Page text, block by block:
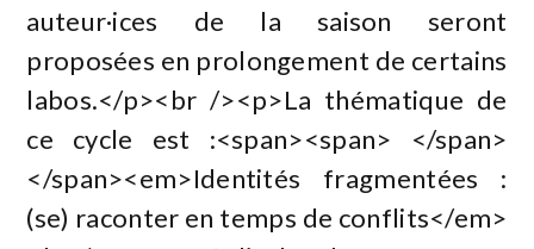
auteur·ices de la saison seront
proposées en prolongement de certains
labos.</p><br /><p>La thématique de
ce cycle est :<span><span> </span>
</span><em>Identités fragmentées :
(se) raconter en temps de conflits</em>